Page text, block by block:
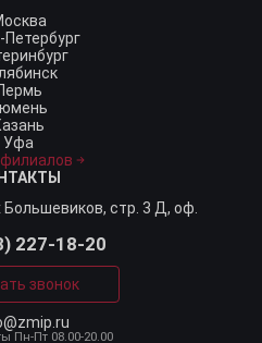
Петербург
Уфа
Большевиков, стр. 3 Д, оф.
227-18-20
звонок
Пн-Пт 08.00-20.00